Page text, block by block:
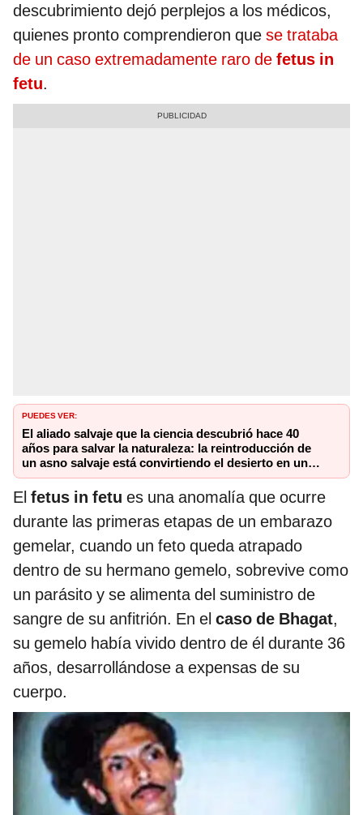
descubrimiento dejó perplejos a los médicos,
quienes pronto comprendieron que se trataba
de un caso extremadamente raro de fetus in
fetu.
PUEDES VER:
El aliado salvaje que la ciencia descubrió hace 40
años para salvar la naturaleza: la reintroducción de
un asno salvaje está convirtiendo el desierto en un
paisaje con más vida
El fetus in fetu es una anomalía que ocurre
durante las primeras etapas de un embarazo
gemelar, cuando un feto queda atrapado
dentro de su hermano gemelo, sobrevive como
un parásito y se alimenta del suministro de
sangre de su anfitrión. En el caso de Bhagat,
su gemelo había vivido dentro de él durante 36
años, desarrollándose a expensas de su
cuerpo.